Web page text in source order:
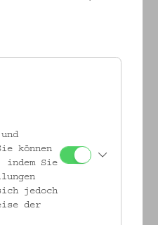
und Wollgarn
können
Sie
jedoch
der